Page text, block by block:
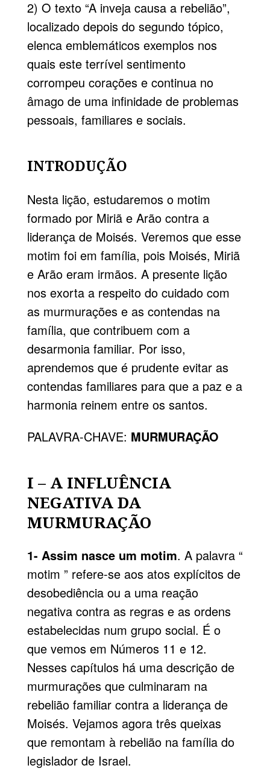
2) O texto “A inveja causa a rebelião”,
localizado depois do segundo tópico,
elenca emblemáticos exemplos nos
quais este terrível sentimento
corrompeu corações e continua no
âmago de uma infinidade de problemas
pessoais, familiares e sociais.
INTRODUÇÃO
Nesta lição, estudaremos o motim
formado por Miriã e Arão contra a
liderança de Moisés. Veremos que esse
motim foi em família, pois Moisés, Miriã
e Arão eram irmãos. A presente lição
nos exorta a respeito do cuidado com
as murmurações e as contendas na
família, que contribuem com a
desarmonia familiar. Por isso,
aprendemos que é prudente evitar as
contendas familiares para que a paz e a
harmonia reinem entre os santos.
PALAVRA-CHAVE: MURMURAÇÃO
I – A INFLUÊNCIA
NEGATIVA DA
MURMURAÇÃO
1- Assim nasce um motim. A palavra “
motim ” refere-se aos atos explícitos de
desobediência ou a uma reação
negativa contra as regras e as ordens
estabelecidas num grupo social. É o
que vemos em Números 11 e 12.
Nesses capítulos há uma descrição de
murmurações que culminaram na
rebelião familiar contra a liderança de
Moisés. Vejamos agora três queixas
que remontam à rebelião na família do
legislador de Israel.